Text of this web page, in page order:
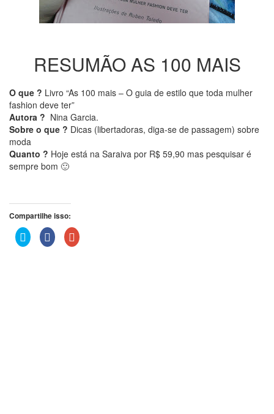
RESUMÃO AS 100 MAIS
O que ? Livro “As 100 mais – O guia de estilo que toda mulher
fashion deve ter”
Autora ? Nina Garcia.
Sobre o que ? Dicas (libertadoras, diga-se de passagem) sobre
moda
Quanto ? Hoje está na Saraiva por R$ 59,90 mas pesquisar é
sempre bom 🙂
Compartilhe isso:
Clique
para
compartilhar
Clique
para
compartilhar
Compartilhe
no